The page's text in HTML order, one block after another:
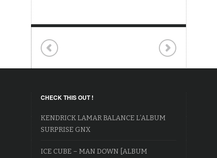
CHECK THIS OUT !
KENDRICK LAMAR BALANCE L’ALBUM
SURPRISE GNX
ICE CUBE – MAN DOWN [ALBUM